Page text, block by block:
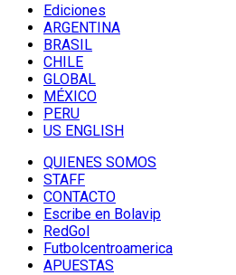
Ediciones
ARGENTINA
BRASIL
CHILE
GLOBAL
MÉXICO
PERU
US ENGLISH
QUIENES SOMOS
STAFF
CONTACTO
Escribe en Bolavip
RedGol
Futbolcentroamerica
APUESTAS